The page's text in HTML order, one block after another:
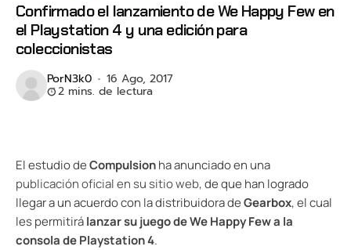
Confirmado el lanzamiento de We Happy Few en
el Playstation 4 y una edición para
coleccionistas
PorN3k0 16 Ago, 2017
2 mins. de lectura
El estudio deCompulsionha anunciado en una
publicación oficial en su sitio web, de que han logrado
llegar a un acuerdo con la distribuidora deGearbox, el cual
les permitirálanzar su juego de We Happy Few a la
consola de Playstation 4.